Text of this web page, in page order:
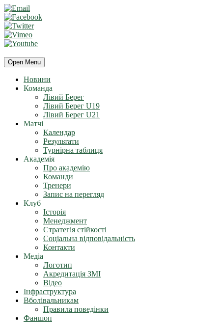
Open Menu
Новини
Команда
Лівий Берег
Лівий Берег U19
Лівий Берег U21
Матчі
Календар
Результати
Турнірна таблиця
Академія
Про академію
Команди
Тренери
Запис на перегляд
Клуб
Історія
Менеджмент
Стратегія стійкості
Соціальна відповідальність
Контакти
Медіа
Логотип
Акредитація ЗМІ
Відео
Інфраструктура
Вболівальникам
Правила поведінки
Фаншоп